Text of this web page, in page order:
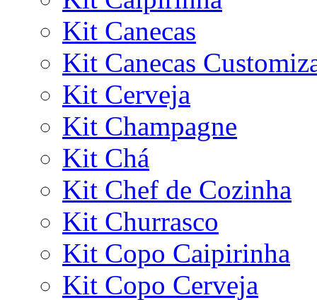
Kit Canecas
Kit Canecas
Kit Cerveja
Kit Champagne
Kit Chá
Kit Chef de Cozinha
Kit Churrasco
Kit Copo Caipirinha
Kit Copo Cerveja